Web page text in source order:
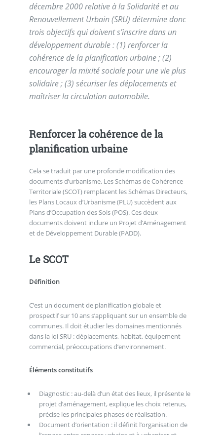
décembre 2000 relative à la Solidarité et au
Renouvellement Urbain (SRU) détermine donc
trois objectifs qui doivent s’inscrire dans un
développement durable : (1) renforcer la
cohérence de la planification urbaine ; (2)
encourager la mixité sociale pour une vie plus
solidaire ; (3) sécuriser les déplacements et
maîtriser la circulation automobile.
Renforcer la cohérence de la
planification urbaine
Cela se traduit par une profonde modification des
documents d’urbanisme. Les Schémas de Cohérence
Territoriale (SCOT) remplacent les Schémas Directeurs,
les Plans Locaux d’Urbanisme (PLU) succèdent aux
Plans d’Occupation des Sols (POS). Ces deux
documents doivent inclure un Projet d’Aménagement
et de Développement Durable (PADD).
Le SCOT
Définition
C’est un document de planification globale et
prospectif sur 10 ans s’appliquant sur un ensemble de
communes. Il doit étudier les domaines mentionnés
dans la loi SRU : déplacements, habitat, équipement
commercial, préoccupations d’environnement.
Éléments constitutifs
Diagnostic : au-delà d’un état des lieux, il présente le
projet d’aménagement, explique les choix retenus,
précise les principales phases de réalisation.
Document d’orientation : il définit l’organisation de